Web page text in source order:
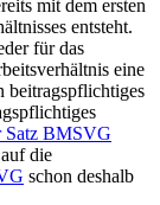
mit dem ersten
entsteht.
für das
eine
beitragspflichtiges
Satz BMSVG
die
schon deshalb